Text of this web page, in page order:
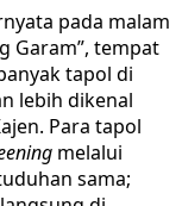
pada malam
Garam”, tempat
tapol di
lebih dikenal
Para tapol
melalui
sama;